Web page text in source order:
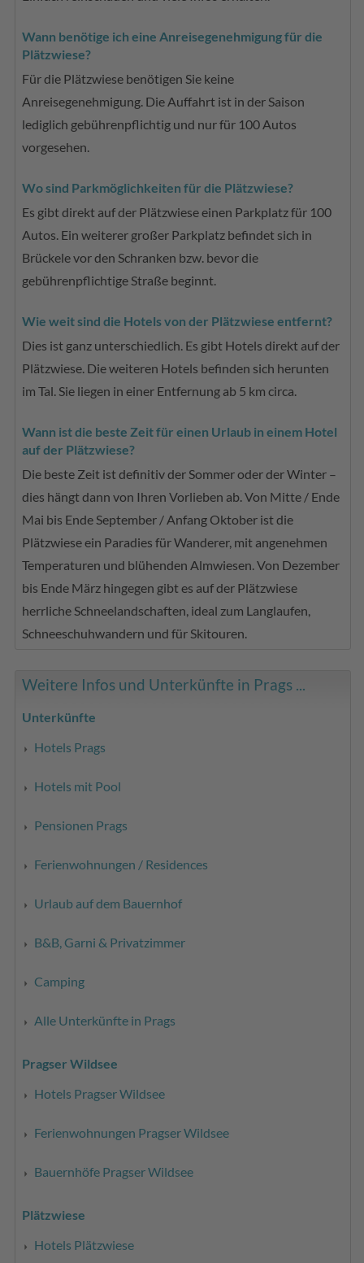
Wann benötige ich eine Anreisegenehmigung für die
Plätzwiese?
Für die Plätzwiese benötigen Sie keine
Anreisegenehmigung. Die Auffahrt ist in der Saison
lediglich gebührenpflichtig und nur für 100 Autos
vorgesehen.
Wo sind Parkmöglichkeiten für die Plätzwiese?
Es gibt direkt auf der Plätzwiese einen Parkplatz für 100
Autos. Ein weiterer großer Parkplatz befindet sich in
Brückele vor den Schranken bzw. bevor die
gebührenpflichtige Straße beginnt.
Wie weit sind die Hotels von der Plätzwiese entfernt?
Dies ist ganz unterschiedlich. Es gibt Hotels direkt auf der
Plätzwiese. Die weiteren Hotels befinden sich herunten
im Tal. Sie liegen in einer Entfernung ab 5 km circa.
Wann ist die beste Zeit für einen Urlaub in einem Hotel
auf der Plätzwiese?
Die beste Zeit ist definitiv der Sommer oder der Winter –
dies hängt dann von Ihren Vorlieben ab. Von Mitte / Ende
Mai bis Ende September / Anfang Oktober ist die
Plätzwiese ein Paradies für Wanderer, mit angenehmen
Temperaturen und blühenden Almwiesen. Von Dezember
bis Ende März hingegen gibt es auf der Plätzwiese
herrliche Schneelandschaften, ideal zum Langlaufen,
Schneeschuhwandern und für Skitouren.
Weitere Infos und Unterkünfte in Prags ...
Unterkünfte
Hotels Prags
Hotels mit Pool
Pensionen Prags
Ferienwohnungen / Residences
Urlaub auf dem Bauernhof
B&B, Garni & Privatzimmer
Camping
Alle Unterkünfte in Prags
Pragser Wildsee
Hotels Pragser Wildsee
Ferienwohnungen Pragser Wildsee
Bauernhöfe Pragser Wildsee
Plätzwiese
Hotels Plätzwiese